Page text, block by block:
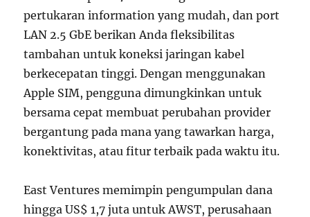
pertukaran information yang mudah, dan port
LAN 2.5 GbE berikan Anda fleksibilitas
tambahan untuk koneksi jaringan kabel
berkecepatan tinggi. Dengan menggunakan
Apple SIM, pengguna dimungkinkan untuk
bersama cepat membuat perubahan provider
bergantung pada mana yang tawarkan harga,
konektivitas, atau fitur terbaik pada waktu itu.
East Ventures memimpin pengumpulan dana
hingga US$ 1,7 juta untuk AWST, perusahaan